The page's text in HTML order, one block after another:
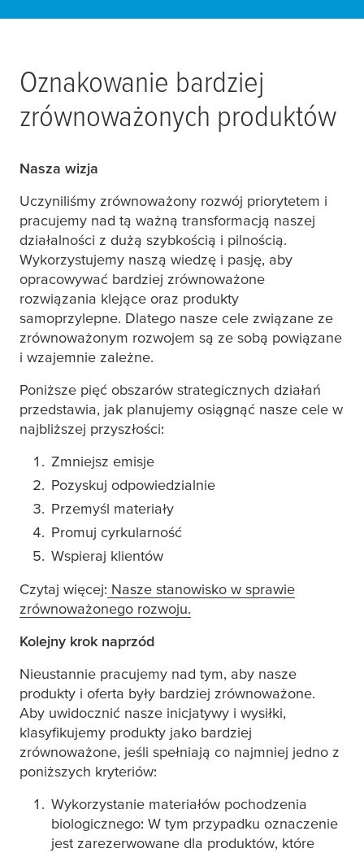
Oznakowanie bardziej
zrównoważonych produktów
Nasza wizja
Uczyniliśmy zrównoważony rozwój priorytetem i
pracujemy nad tą ważną transformacją naszej
działalności z dużą szybkością i pilnością.
Wykorzystujemy naszą wiedzę i pasję, aby
opracowywać bardziej zrównoważone
rozwiązania klejące oraz produkty
samoprzylepne. Dlatego nasze cele związane ze
zrównoważonym rozwojem są ze sobą powiązane
i wzajemnie zależne.
Poniższe pięć obszarów strategicznych działań
przedstawia, jak planujemy osiągnąć nasze cele w
najbliższej przyszłości:
Zmniejsz emisje
Pozyskuj odpowiedzialnie
Przemyśl materiały
Promuj cyrkularność
Wspieraj klientów
Czytaj więcej: Nasze stanowisko w sprawie
zrównoważonego rozwoju.​
Kolejny krok naprzód
Nieustannie pracujemy nad tym, aby nasze
produkty i oferta były bardziej zrównoważone.
Aby uwidocznić nasze inicjatywy i wysiłki,
klasyfikujemy produkty jako bardziej
zrównoważone, jeśli spełniają co najmniej jedno z
poniższych kryteriów:
Wykorzystanie materiałów pochodzenia
biologicznego: W tym przypadku oznaczenie
jest zarezerwowane dla produktów, które